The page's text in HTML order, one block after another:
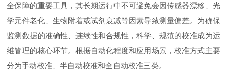
全保障的重要工具，其长期运行中不可避免会因传感器漂移、光
学元件老化、生物附着或试剂衰减等因素导致测量偏差。为确保
监测数据的准确性、连续性和合规性，科学、规范的校准成为运
维管理的核心环节。根据自动化程度和应用场景，校准方式主要
分为手动校准、半自动校准和全自动校准三类。